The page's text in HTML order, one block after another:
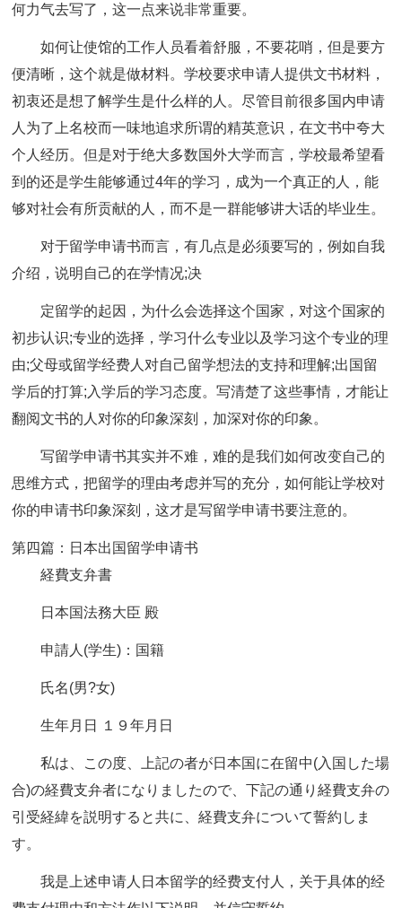
何力气去写了，这一点来说非常重要。
如何让使馆的工作人员看着舒服，不要花哨，但是要方
便清晰，这个就是做材料。学校要求申请人提供文书材料，
初衷还是想了解学生是什么样的人。尽管目前很多国内申请
人为了上名校而一味地追求所谓的精英意识，在文书中夸大
个人经历。但是对于绝大多数国外大学而言，学校最希望看
到的还是学生能够通过4年的学习，成为一个真正的人，能
够对社会有所贡献的人，而不是一群能够讲大话的毕业生。
对于留学申请书而言，有几点是必须要写的，例如自我
介绍，说明自己的在学情况;决
定留学的起因，为什么会选择这个国家，对这个国家的
初步认识;专业的选择，学习什么专业以及学习这个专业的理
由;父母或留学经费人对自己留学想法的支持和理解;出国留
学后的打算;入学后的学习态度。写清楚了这些事情，才能让
翻阅文书的人对你的印象深刻，加深对你的印象。
写留学申请书其实并不难，难的是我们如何改变自己的
思维方式，把留学的理由考虑并写的充分，如何能让学校对
你的申请书印象深刻，这才是写留学申请书要注意的。
第四篇：日本出国留学申请书
経費支弁書
日本国法務大臣 殿
申請人(学生)：国籍
氏名(男?女)
生年月日 １９年月日
私は、この度、上記の者が日本国に在留中(入国した場
合)の経費支弁者になりましたので、下記の通り経費支弁の
引受経緯を説明すると共に、経費支弁について誓約しま
す。
我是上述申请人日本留学的经费支付人，关于具体的经